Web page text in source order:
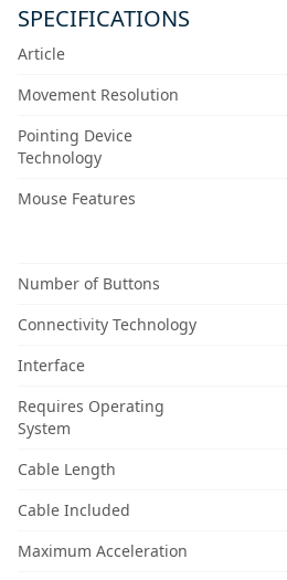
SPECIFICATIONS
Article
Movement Resolution
Pointing Device
Technology
Mouse Features
Number of Buttons
Connectivity Technology
Interface
Requires Operating
System
Cable Length
Cable Included
Maximum Acceleration